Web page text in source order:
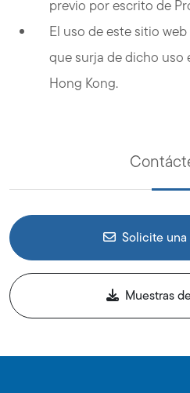
previo por escrito de
El uso de este sitio
que surja de dicho uso
Hong Kong.
Solicite
Muestras